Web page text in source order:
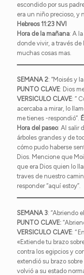
escondido por sus
era un niño precioso, y
Hebreos 11:23 NVI
Hora de la mañana: A
donde vivir, a través de
muchas cosas mas.
SEMANA 2: “Moisés y
PUNTO CLAVE: Dios
VERSICULO CLAVE: ”
acercaba a mirar, lo
me tienes -respondió”.
Hora del paseo: Al salir
árboles grandes y de
cómo pudo haberse
Dios. Mencione que
que era Dios quien lo
traves de nuestro
responder “aquí estoy”.
SEMANA 3: “Abriendo
PUNTO CLAVE:
VERSICULO CLAVE: “
«Extiende tu brazo
contra los egipcios y
extendió su brazo
volvió a su estado